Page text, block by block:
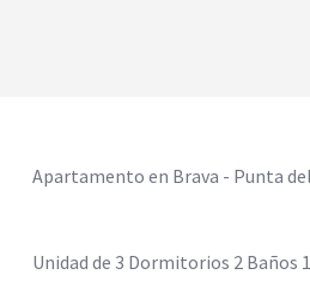
Apartamento en Brava - Punta
Unidad de 3 Dormitorios 2 Baños